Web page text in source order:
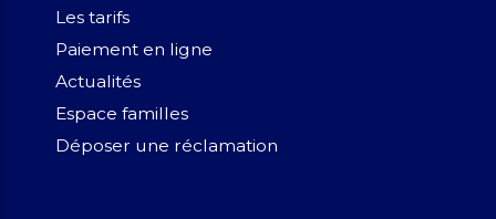
Les tarifs
Paiement en ligne
Actualités
Espace familles
Déposer une réclamation